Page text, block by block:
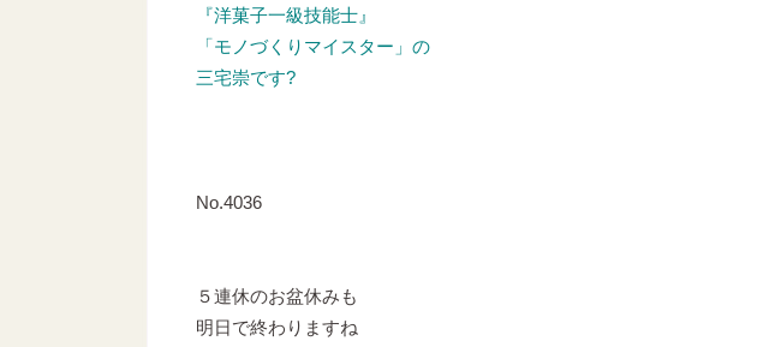
『洋菓子一級技能士』
「モノづくりマイスター」の
三宅崇です?
No.4036
５連休のお盆休みも
明日で終わりますね